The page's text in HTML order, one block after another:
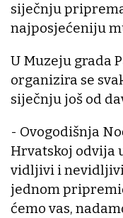
siječnju
najposjećeniju
U Muzeju grada
organizira se
siječnju još od
- Ovogodišnja
Hrvatskoj odvija
vidljivi i
jednom
ćemo vas,